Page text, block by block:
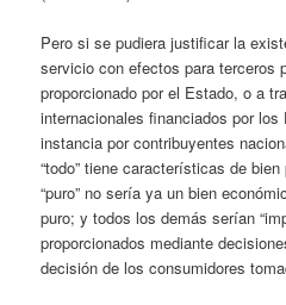
Pero si se pudiera justificar la
servicio con efectos para terceros
proporcionado por el Estado, o a
internacionales financiados por
instancia por contribuyentes
“todo” tiene características de
“puro” no sería ya un bien
puro; y todos los demás serían
proporcionados mediante
decisión de los consumidores